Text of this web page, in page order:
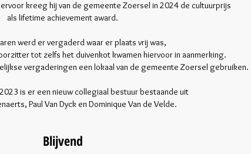
kreeg hij van de gemeente Zoersel in 2024 de cultuurprijs
als lifetime achievement award.
werd er vergaderd waar er plaats vrij was,
tot zelfs het duivenkot kwamen hiervoor in aanmerking.
vergaderingen een lokaal van de gemeente Zoersel gebruiken.
is er een nieuw collegiaal bestuur bestaande uit
Paul Van Dyck en Dominique Van de Velde.
Blijvend